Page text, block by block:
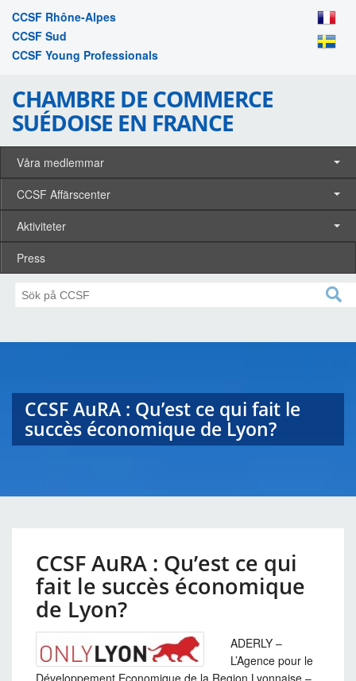
CCSF Rhône-Alpes
CCSF Sud
CCSF Young Professionals
CHAMBRE DE COMMERCE
SUÉDOISE EN FRANCE
Våra medlemmar
CCSF Affärscenter
Aktiviteter
Press
CCSF AuRA : Qu’est ce qui fait le
succès économique de Lyon?
CCSF AuRA : Qu’est ce qui
fait le succès économique
de Lyon?
ADERLY –
L’Agence pour le